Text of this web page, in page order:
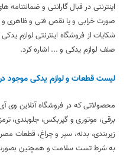
اینترنتی در قبال گارانتی و
صورت خرابی و یا نقص فنی و ظاهری و
شکایات از فروشگاه اینترنتی لوازم
صنف لوازم یدکی و ... اشاره کرد.
لیست قطعات و لوازم یدکی موجود
محصولاتی که در فروشگاه آنلاین
برقی، موتوری و گیربکس، جلوبندی،
زیربندی، بدنه، سپر و چراغ، قطعات
به شرط تست سلامت و همچنین بصورت